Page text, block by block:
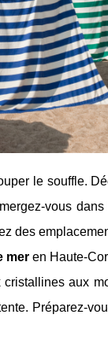
le souffle.
vous
des
meren Haute-
aux
Préparez-